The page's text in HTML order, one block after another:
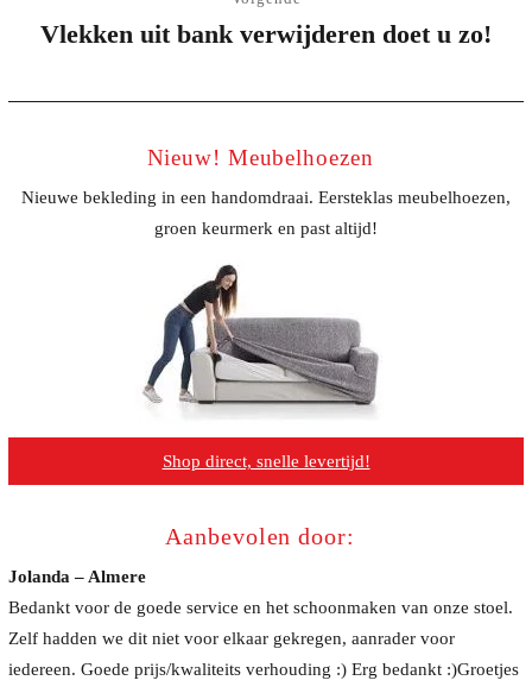
Volgend
Vlekken uit bank verwijderen doet u zo!
Nieuw! Meubelhoezen
Nieuwe bekleding in een handomdraai. Eersteklas meubelhoezen,
groen keurmerk en past altijd!
Shop direct, snelle levertijd!
Aanbevolen door:
Jolanda – Almere
Bedankt voor de goede service en het schoonmaken van onze stoel.
Zelf hadden we dit niet voor elkaar gekregen, aanrader voor
iedereen. Goede prijs/kwaliteits verhouding :) Erg bedankt :)Groetjes